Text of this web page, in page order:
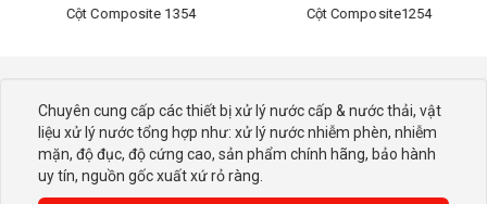
Cột Composite 1354 Cột Composite1254
Chuyên cung cấp các thiết bị xử lý nước cấp & nước thải, vật
liệu xử lý nước tổng hợp như: xử lý nước nhiễm phèn, nhiễm
mặn, độ đục, độ cứng cao, sản phẩm chính hãng, bảo hành
uy tín, nguồn gốc xuất xứ rỏ ràng.